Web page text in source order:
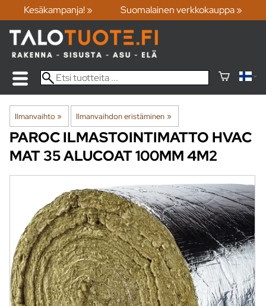
Kesäkampanja! » Suomalainen verkkokauppa »
Ilmanvaihto‪» Ilmanvaihdon eristäminen ‪»
PAROCILMASTOINTIMATTO HVAC
MAT 35 ALUCOAT 100MM 4M2